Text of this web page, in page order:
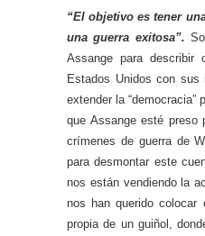
“El objetivo es tener
una guerra exitosa”.
Assange para
Estados Unidos con sus
extender la “democracia”
que Assange esté preso
crímenes de guerra de
para desmontar este
nos están vendiendo la
nos han querido colocar
propia de un guiñol,